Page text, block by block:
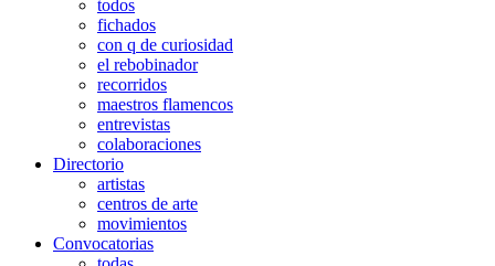
todos
fichados
con q de curiosidad
el rebobinador
recorridos
maestros flamencos
entrevistas
colaboraciones
Directorio
artistas
centros de arte
movimientos
Convocatorias